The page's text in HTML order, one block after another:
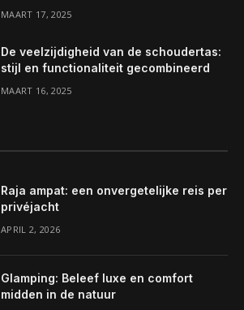
MAART 17, 2025
De veelzijdigheid van de schoudertas:
stijl en functionaliteit gecombineerd
MAART 16, 2025
Raja ampat: een onvergetelijke reis per
privéjacht
APRIL 2, 2026
Glamping: Beleef luxe en comfort
midden in de natuur